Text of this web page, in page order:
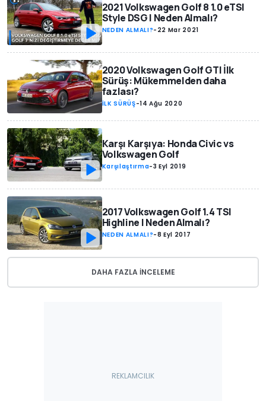
2021 Volkswagen Golf 8 1.0 eTSI
Style DSG | Neden Almalı?
NEDEN ALMALI?- 22 Mar 2021
2020 Volkswagen Golf GTI İlk
Sürüş: Mükemmelden daha
fazlası?
İLK SÜRÜŞ-14 Ağu 2020
Karşı Karşıya: Honda Civic vs
Volkswagen Golf
Karşılaştırma-3 Eyl 2019
2017 Volkswagen Golf 1.4 TSI
Highline | Neden Almalı?
NEDEN ALMALI?-8 Eyl 2017
DAHA FAZLA INCELEME